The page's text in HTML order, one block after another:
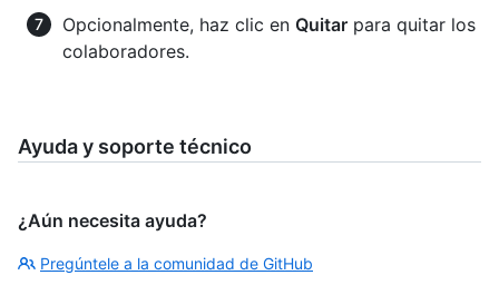
Opcionalmente, haz clic en Quitar para quitar los
colaboradores.
Ayuda y soporte técnico
¿Aún necesita ayuda?
Pregúntele a la comunidad de GitHub